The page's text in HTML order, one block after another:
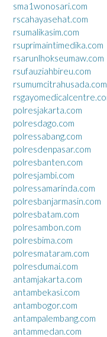
sma1wonosari.com
rscahayasehat.com
rsumalikasim.com
rsuprimaintimedika.com
rsarunlhokseumaw.com
rsufauziahbireu.com
rsumumcitrahusada.com
polresjakarta.com
polresdago.com
polressabang.com
polresdenpasar.com
polresbanten.com
polresjambi.com
polressamarinda.com
polresbanjarmasin.com
polresbatam.com
polresambon.com
polresbima.com
polresmataram.com
polresdumai.com
antamjakarta.com
antambekasi.com
antambogor.com
antampalembang.com
antammedan.com